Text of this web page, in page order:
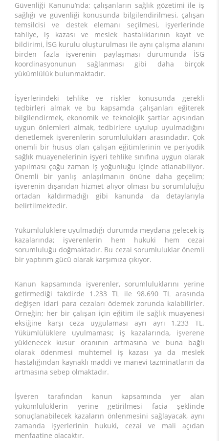
Güvenliği Kanunu’nda; çalışanların sağlık gözetimi ile iş
sağlığı ve güvenliği konusunda bilgilendirilmesi, çalışan
temsilcisi ve destek elemanı seçilmesi, işyerlerinde
tahliye, iş kazası ve meslek hastalıklarının kayıt ve
bildirimi, İSG kurulu oluşturulması ile aynı çalışma alanını
birden fazla işverenin paylaşması durumunda İSG
koordinasyonunun sağlanması gibi daha birçok
yükümlülük bulunmaktadır.
İşyerlerindeki tehlike ve riskler konusunda gerekli
tedbirleri almak ve bu kapsamda çalışanları eğiterek
bilgilendirmek, ekonomik ve teknolojik şartlar açısından
uygun önlemleri almak, tedbirlere uyulup uyulmadığını
denetlemek işverenlerin sorumlulukları arasındadır. Çok
önemli bir husus olan çalışan eğitimlerinin ve periyodik
sağlık muayenelerinin işyeri tehlike sınıfına uygun olarak
yapılması çoğu zaman iş yoğunluğu içinde atlanabiliyor.
Önemli bir yanlış anlaşılmanın önüne daha geçelim;
işverenin dışarıdan hizmet alıyor olması bu sorumluluğu
ortadan kaldırmadığı gibi kanunda da detaylarıyla
belirtilmektedir.
Yükümlülüklere uyulmadığı durumda meydana gelecek iş
kazalarında; işverenlerin hem hukuki hem cezai
sorumluluğu doğmaktadır. Bu cezai sorumluluklar önemli
bir yaptırım gücü olarak karşımıza çıkıyor.
Kanun kapsamında işverenler, sorumluluklarını yerine
getirmediği takdirde 1.233 TL ile 98.690 TL arasında
değişen idari para cezaları ödemek zorunda kalabilirler.
Örneğin; her bir çalışan için eğitim ile sağlık muayenesi
eksiğine karşı ceza uygulaması ayrı ayrı 1.233 TL.
Yükümlülüklere uyulmaması; iş kazalarında, işverene
yüklenecek kusur oranının artmasına ve buna bağlı
olarak ödenmesi muhtemel iş kazası ya da meslek
hastalığından kaynaklı maddi ve manevi tazminatların da
artmasına sebep olmaktadır.
İşveren tarafından kanun kapsamında yer alan
yükümlülüklerin yerine getirilmesi facia şeklinde
sonuçlanabilecek kazaların önlenmesini sağlayacak, aynı
zamanda işyerlerinin hukuki, cezai ve mali açıdan
menfaatine olacaktır.